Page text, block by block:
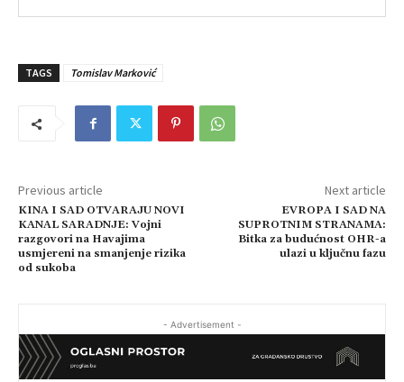
TAGS Tomislav Marković
Previous article
KINA I SAD OTVARAJU NOVI
KANAL SARADNJE: Vojni
razgovori na Havajima
usmjereni na smanjenje rizika
od sukoba
Next article
EVROPA I SAD NA
SUPROTNIM STRANAMA:
Bitka za budućnost OHR-a
ulazi u ključnu fazu
- Advertisement -